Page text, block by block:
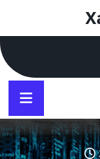
содержимому